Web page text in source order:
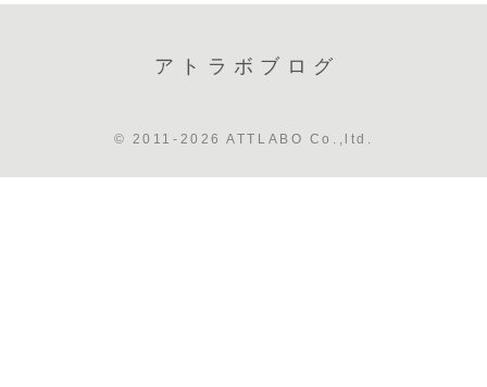
アトラボブログ
© 2011-2026 ATTLABO Co.,ltd.